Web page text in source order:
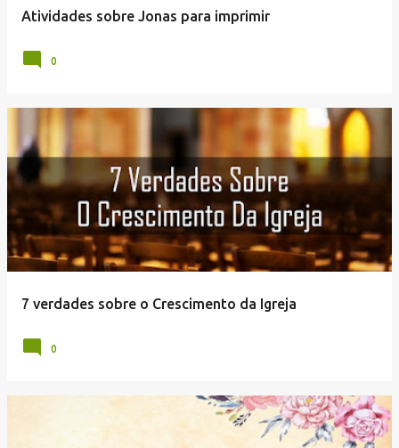
Atividades sobre Jonas para imprimir
0
7 verdades sobre o Crescimento da Igreja
0